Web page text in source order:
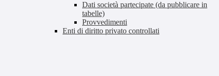
Dati società partecipate (da pubblicare in
tabelle)
Provvedimenti
Enti di diritto privato controllati